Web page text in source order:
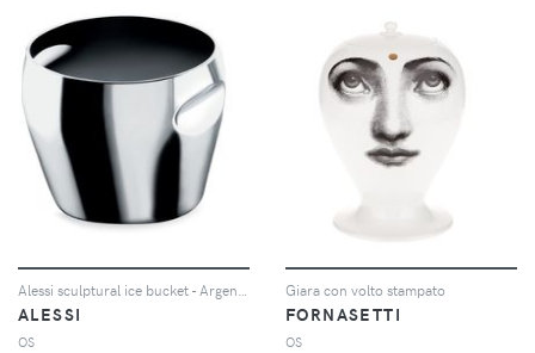
ALESSI
OS
Giara con volto stampato
FORNASETTI
OS